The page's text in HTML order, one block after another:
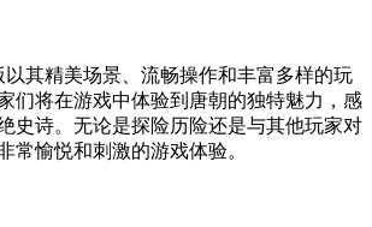
以其精美场景、流畅操作和丰富多样的玩
们将在游戏中体验到唐朝的独特魅力，感
史诗。无论是探险历险还是与其他玩家对
常愉悦和刺激的游戏体验。